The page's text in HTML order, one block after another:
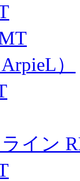
）
イン